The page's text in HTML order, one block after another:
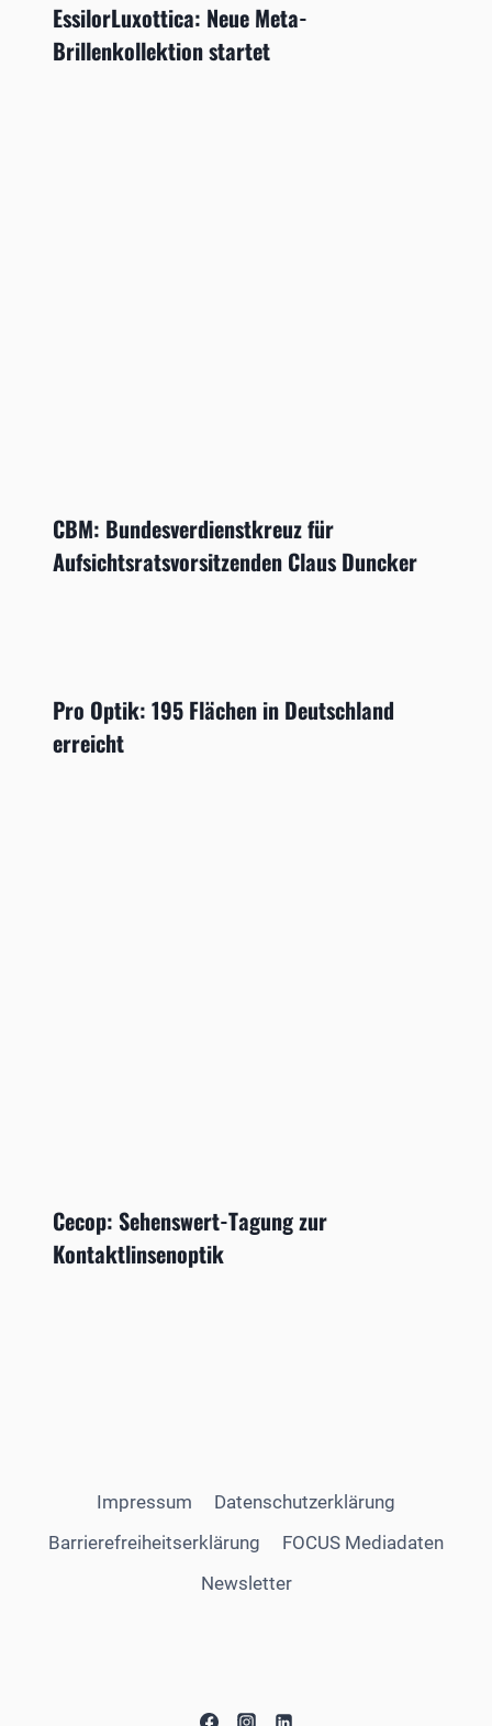
EssilorLuxottica: Neue Meta-
Brillenkollektion startet
CBM: Bundesverdienstkreuz für
Aufsichtsratsvorsitzenden Claus Duncker
Pro Optik: 195 Flächen in Deutschland
erreicht
Cecop: Sehenswert-Tagung zur
Kontaktlinsenoptik
Impressum
Datenschutzerklärung
Barrierefreiheitserklärung
FOCUS Mediadaten
Newsletter